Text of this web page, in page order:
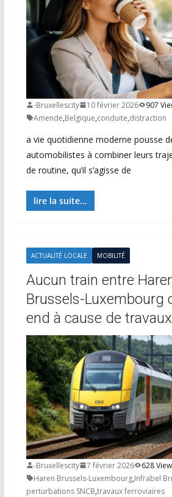
-Bruxellescity 10 février 2026
907
Amende,Belgique,conduite,distraction
a vie quotidienne moderne pousse
automobilistes à combiner leurs
de routine, qu’il s’agisse de
lire la suite...
ACTUALITÉ LOCALE MOBILITÉ
Aucun train entre
Brussels-Luxembourg
end à cause de
-Bruxellescity 7 février 2026
628
Haren Brussels-Luxembourg,Infrabel
perturbations SNCB,travaux ferroviaires